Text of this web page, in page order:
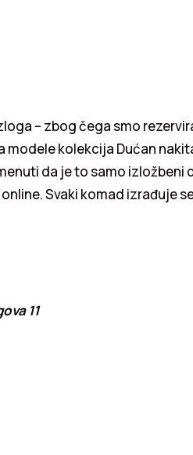
– zbog čega smo
kolekcija Dućan
da je to samo izložbeni
Svaki komad izrađuje
11